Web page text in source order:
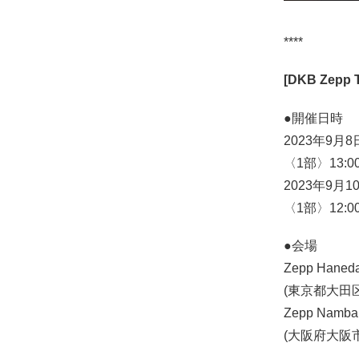
****
[DKB Zepp
●開催日時
2023年9月8
〈1部〉
2023年9月
〈1部〉
●会場
Zepp
(東京都大田
Zepp
(大阪府大阪